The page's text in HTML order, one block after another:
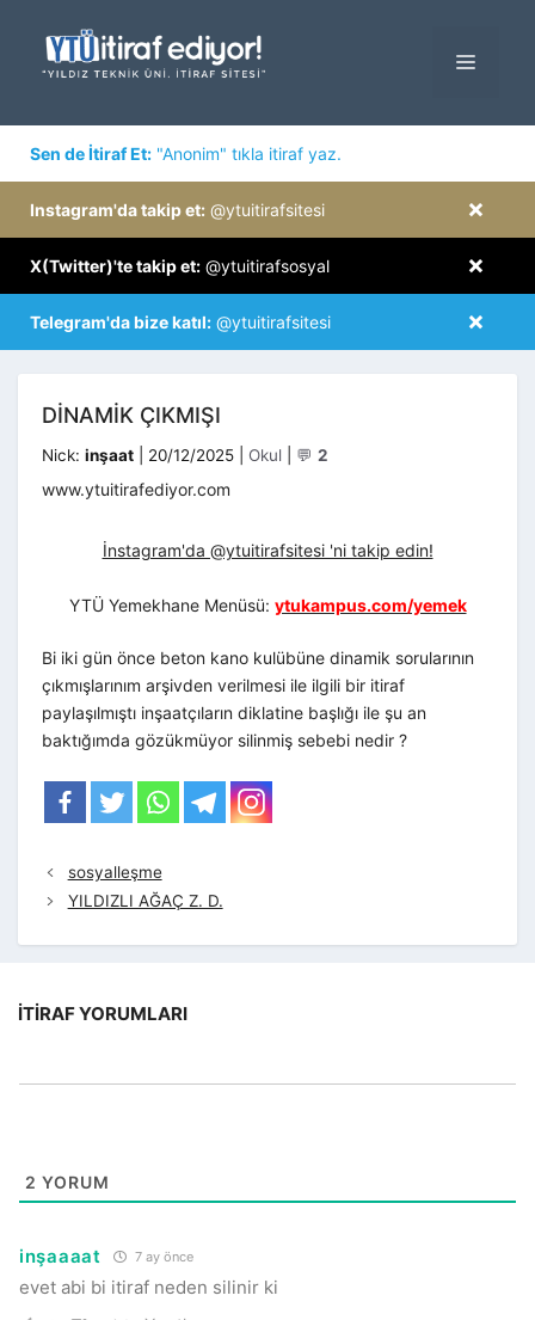
MENÜ
Sen de İtiraf Et: "Anonim" tıkla itiraf yaz.
×
Instagram'da takip et: @ytuitirafsitesi
×
X(Twitter)'te takip et: @ytuitirafsosyal
×
Telegram'da bize katıl: @ytuitirafsitesi
DINAMIK ÇIKMIŞI
Nick: inşaat 20/12/2025 Kategoriler
Okul 💬 2
www.ytuitirafediyor.com
İnstagram'da @ytuitirafsitesi 'ni takip edin!
YTÜ Yemekhane Menüsü: ytukampus.com/yemek
Bi iki gün önce beton kano kulübüne dinamik sorularının
çıkmışlarınım arşivden verilmesi ile ilgili bir itiraf
paylaşılmıştı inşaatçıların diklatine başlığı ile şu an
baktığımda gözükmüyor silinmiş sebebi nedir ?
sosyalleşme
YILDIZLI AĞAÇ Z. D.
İTIRAF YORUMLARI
2 YORUM
inşaaaat 7 ay önce
evet abi bi itiraf neden silinir ki